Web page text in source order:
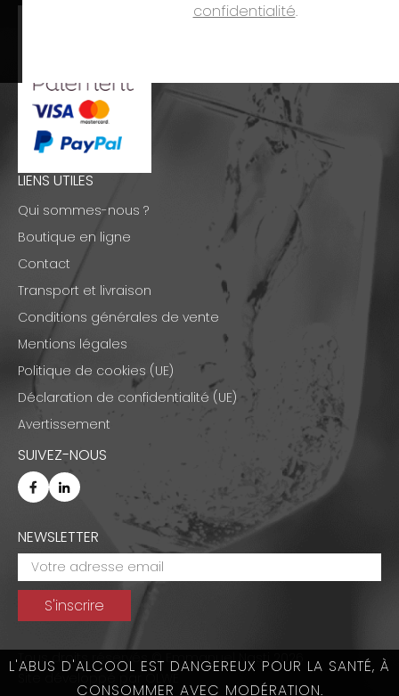
confidentialité.
L'ABUS D'ALCOOL EST DANGEREUX POUR LA SANTÉ, À
CONSOMMER AVEC MODÉRATION.
LIENS UTILES
Qui sommes-nous ?
Boutique en ligne
Contact
Transport et livraison
Conditions générales de vente
Mentions légales
Politique de cookies (UE)
Déclaration de confidentialité (UE)
Avertissement
SUIVEZ-NOUS
NEWSLETTER
Tous droits réservés © Emmanuel Nasti 2026